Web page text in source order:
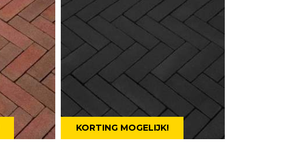
KORTING MOGELIJK!